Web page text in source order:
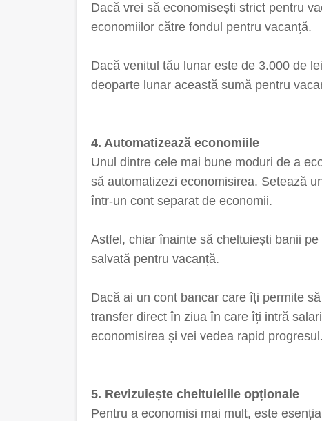
Dacă vrei să economisești strict pentru
economiilor către fondul pentru vacanță.
Dacă venitul tău lunar este de 3.000 de
deoparte lunar această sumă pentru
4. Automatizează economiile
Unul dintre cele mai bune moduri de a
să automatizezi economisirea. Setează
într-un cont separat de economii.
Astfel, chiar înainte să cheltuiești banii
salvată pentru vacanță.
Dacă ai un cont bancar care îți permite
transfer direct în ziua în care îți intră
economisirea și vei vedea rapid progresul.
5. Revizuiește cheltuielile opționale
Pentru a economisi mai mult, este